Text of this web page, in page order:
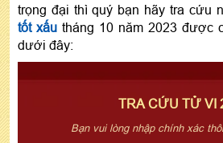
trọng đại thì quý bạn hãy tra cứu
tốt xấu tháng 10 năm 2023 được
dưới đây:
TRA CỨU TỬ VI
Bạn vui lòng nhập chính xác